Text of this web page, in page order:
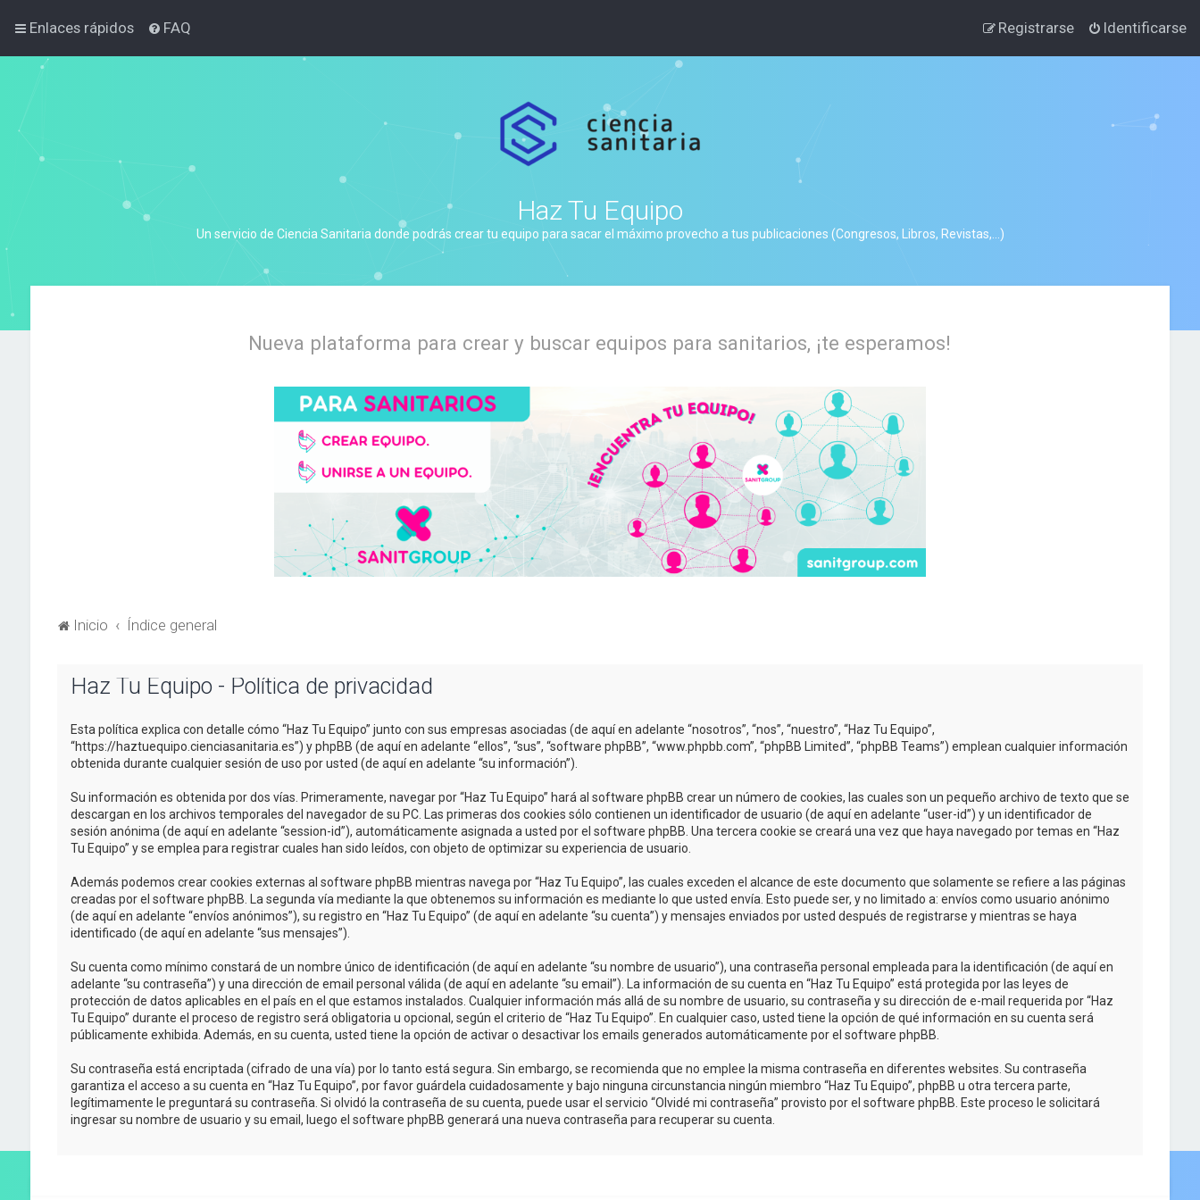
Enlaces rápidos FAQ Identificarse
Registrarse
Haz Tu Equipo
Un servicio de Ciencia Sanitaria donde podrás crear tu equipo para sacar el máximo provecho a tus publicaciones (Congresos, Libros, Revistas,...)
Nueva plataforma para crear y buscar equipos para sanitarios, ¡te esperamos!
Inicio Índice general
Haz Tu Equipo - Política de privacidad
Esta política explica con detalle cómo “Haz Tu Equipo” junto con sus empresas asociadas (de aquí en adelante “nosotros”, “nos”, “nuestro”, “Haz Tu Equipo”,
“https://haztuequipo.cienciasanitaria.es”) y phpBB (de aquí en adelante “ellos”, “sus”, “software phpBB”, “www.phpbb.com”, “phpBB Limited”, “phpBB Teams”) emplean cualquier información
obtenida durante cualquier sesión de uso por usted (de aquí en adelante “su información”).
Su información es obtenida por dos vías. Primeramente, navegar por “Haz Tu Equipo” hará al software phpBB crear un número de cookies, las cuales son un pequeño archivo de texto que se
descargan en los archivos temporales del navegador de su PC. Las primeras dos cookies sólo contienen un identificador de usuario (de aquí en adelante “user-id”) y un identificador de
sesión anónima (de aquí en adelante “session-id”), automáticamente asignada a usted por el software phpBB. Una tercera cookie se creará una vez que haya navegado por temas en “Haz
Tu Equipo” y se emplea para registrar cuales han sido leídos, con objeto de optimizar su experiencia de usuario.
Además podemos crear cookies externas al software phpBB mientras navega por “Haz Tu Equipo”, las cuales exceden el alcance de este documento que solamente se refiere a las páginas
creadas por el software phpBB. La segunda vía mediante la que obtenemos su información es mediante lo que usted envía. Esto puede ser, y no limitado a: envíos como usuario anónimo
(de aquí en adelante “envíos anónimos”), su registro en “Haz Tu Equipo” (de aquí en adelante “su cuenta”) y mensajes enviados por usted después de registrarse y mientras se haya
identificado (de aquí en adelante “sus mensajes”).
Su cuenta como mínimo constará de un nombre único de identificación (de aquí en adelante “su nombre de usuario”), una contraseña personal empleada para la identificación (de aquí en
adelante “su contraseña”) y una dirección de email personal válida (de aquí en adelante “su email”). La información de su cuenta en “Haz Tu Equipo” está protegida por las leyes de
protección de datos aplicables en el país en el que estamos instalados. Cualquier información más allá de su nombre de usuario, su contraseña y su dirección de e-mail requerida por “Haz
Tu Equipo” durante el proceso de registro será obligatoria u opcional, según el criterio de “Haz Tu Equipo”. En cualquier caso, usted tiene la opción de qué información en su cuenta será
públicamente exhibida. Además, en su cuenta, usted tiene la opción de activar o desactivar los emails generados automáticamente por el software phpBB.
Su contraseña está encriptada (cifrado de una vía) por lo tanto está segura. Sin embargo, se recomienda que no emplee la misma contraseña en diferentes websites. Su contraseña
garantiza el acceso a su cuenta en “Haz Tu Equipo”, por favor guárdela cuidadosamente y bajo ninguna circunstancia ningún miembro “Haz Tu Equipo”, phpBB u otra tercera parte,
legítimamente le preguntará su contraseña. Si olvidó la contraseña de su cuenta, puede usar el servicio “Olvidé mi contraseña” provisto por el software phpBB. Este proceso le solicitará
ingresar su nombre de usuario y su email, luego el software phpBB generará una nueva contraseña para recuperar su cuenta.